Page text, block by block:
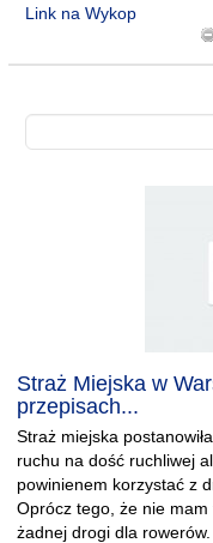
Link na Wykop
Straż Miejska w
przepisach...
Straż miejska
ruchu na dość ruchliwej
powinienem korzystać z
Oprócz tego, że nie
żadnej drogi dla rowerów.